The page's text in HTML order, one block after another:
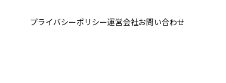
プライバシーポリシー運営会社お問い合わせ